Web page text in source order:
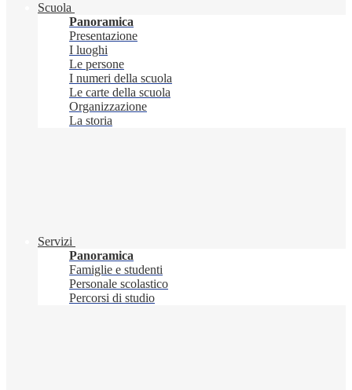
Scuola
Panoramica
Presentazione
I luoghi
Le persone
I numeri della scuola
Le carte della scuola
Organizzazione
La storia
Servizi
Panoramica
Famiglie e studenti
Personale scolastico
Percorsi di studio